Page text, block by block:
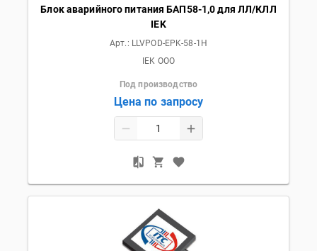
Блок аварийного питания БАП58-1,0 для ЛЛ/КЛЛ
IEK
Арт.: LLVPOD-EPK-58-1H
IEK OOO
Под производство
Цена по запросу